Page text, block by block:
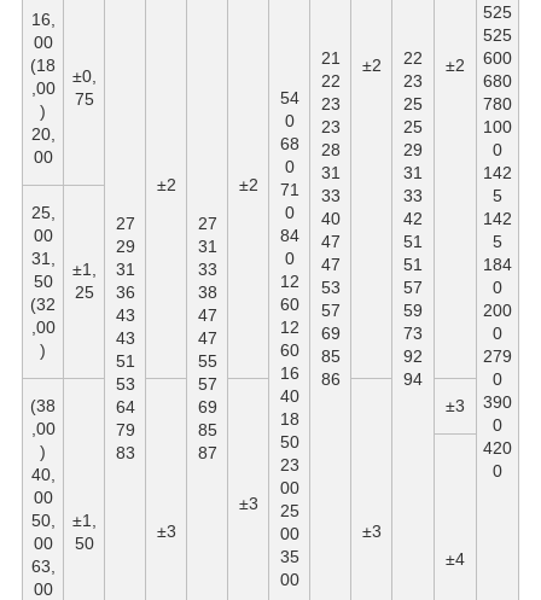
21
22
23
23
28
31
33
40
47
47
53
57
69
85
86
±2
22
23
25
25
29
31
33
42
51
51
57
59
73
92
94
±2
525
525
600
680
780
100
0
142
5
142
5
184
0
200
0
279
0
390
0
420
0
16,
00
(18
,00
)
20,
00
±0,
75
27
29
31
36
43
43
51
53
64
79
83
±2
27
31
33
38
47
47
55
57
69
85
87
±2
54
0
68
0
71
0
84
0
12
60
12
60
16
40
18
50
23
00
25
00
35
00
25,
00
31,
50
(32
,00
)
±1,
25
(38
,00
)
40,
00
50,
00
63,
00
±1,
50
±3
±3
±3
±3
±4